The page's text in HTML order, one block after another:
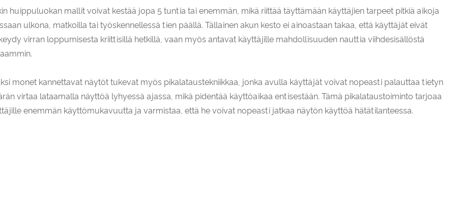
huippuluokan mallit voivat kestää jopa 5 tuntia tai enemmän, mikä riittää täyttämään käyttäjien tarpeet pitkiä aikoja
ulkona, matkoilla tai työskennellessä tien päällä. Tällainen akun kesto ei ainoastaan ​​takaa, että käyttäjät eivät
virran loppumisesta kriittisillä hetkillä, vaan myös antavat käyttäjille mahdollisuuden nauttia viihdesisällöstä
monet kannettavat näytöt tukevat myös pikalataustekniikkaa, jonka avulla käyttäjät voivat nopeasti palauttaa tietyn
virtaa lataamalla näyttöä lyhyessä ajassa, mikä pidentää käyttöaikaa entisestään. Tämä pikalataustoiminto tarjoaa
enemmän käyttömukavuutta ja varmistaa, että he voivat nopeasti jatkaa näytön käyttöä hätätilanteessa.